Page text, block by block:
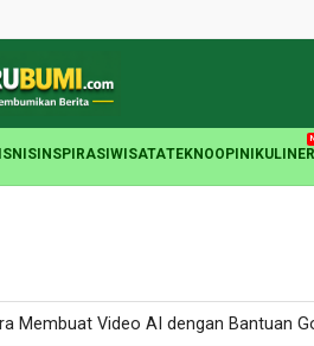
INSPIRASI WISATATEKNOOPINI KULINER
Membuat Video AI dengan Bantuan